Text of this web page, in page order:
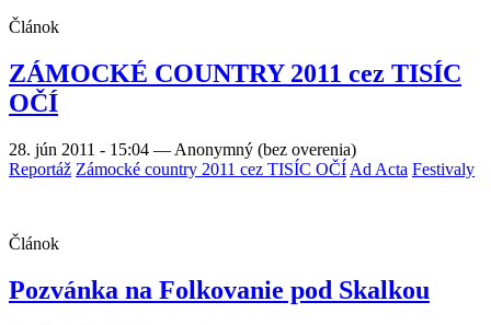
Článok
ZÁMOCKÉ COUNTRY 2011 cez TISÍC
OČÍ
28. jún 2011 - 15:04 — Anonymný (bez overenia)
Reportáž Zámocké country 2011 cez TISÍC OČÍ Ad Acta Festivaly
Článok
Pozvánka na Folkovanie pod Skalkou